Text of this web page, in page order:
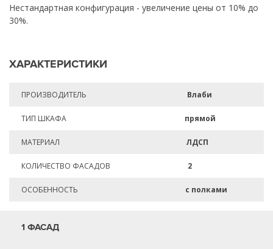
Нестандартная конфигурация - увеличение цены от 10% до
30%.
ХАРАКТЕРИСТИКИ
ПРОИЗВОДИТЕЛЬ Влаби
ТИП ШКАФА прямой
МАТЕРИАЛ ЛДСП
КОЛИЧЕСТВО ФАСАДОВ 2
ОСОБЕННОСТЬ с полками
1 ФАСАД